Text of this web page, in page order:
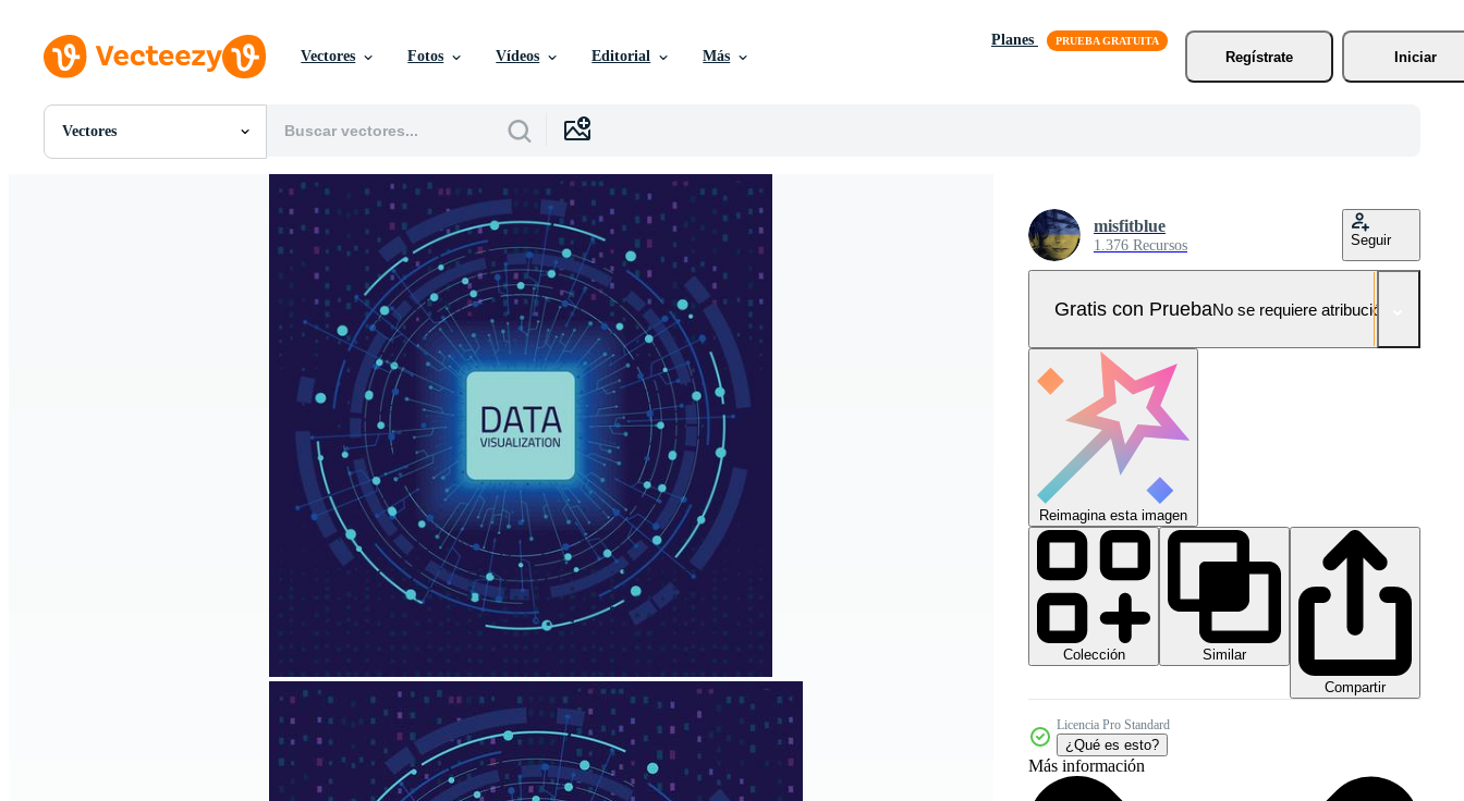
Vectores Fotos Vídeos Editorial Más
Planes
Regístrate
Iniciar
Vectores
Todas Imágenes
misfitblue
1.376 Recursos Seguir
Gratis con PruebaNo se requiere atribución!
Reimagina esta imagen
Colección
Similar
Compartir
Licencia Pro Standard
¿Qué es esto?
Más información